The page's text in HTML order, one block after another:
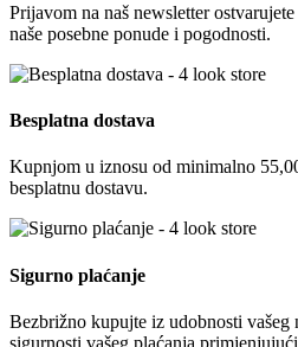
Prijavom na naš newsletter
naše posebne ponude i pogodnosti.
Besplatna dostava
Kupnjom u iznosu od minimalno
besplatnu dostavu.
Sigurno plaćanje
Bezbrižno kupujte iz udobnosti vašeg
sigurnosti vašeg plaćanja